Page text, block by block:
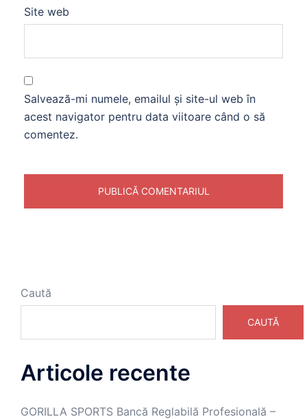
Site web
Salvează-mi numele, emailul și site-ul web în
acest navigator pentru data viitoare când o să
comentez.
Caută
CAUTĂ
Articole recente
GORILLA SPORTS Bancă Reglabilă Profesională –